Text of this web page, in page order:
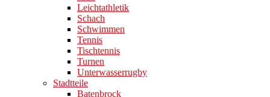
Leichtathletik
Schach
Schwimmen
Tennis
Tischtennis
Turnen
Unterwasserrugby
Stadtteile
Batenbrock